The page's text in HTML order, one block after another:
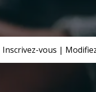
Inscrivez-vous |